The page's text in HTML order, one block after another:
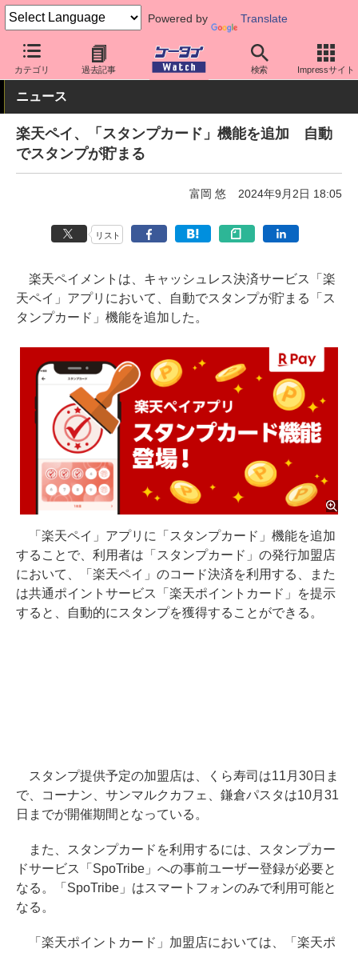
Powered by Translate
カテゴリ 過去記事 検索 Impressサイト
ケータイ Watch アプリ・サービス 決済/金融
ニュース
楽天ペイ、「スタンプカード」機能を追加 自動
でスタンプが貯まる
富岡 悠 2024年9月2日 18:05
リスト
楽天ペイメントは、キャッシュレス決済サービス「楽
天ペイ」アプリにおいて、自動でスタンプが貯まる「ス
タンプカード」機能を追加した。
「楽天ペイ」アプリに「スタンプカード」機能を追加
することで、利用者は「スタンプカード」の発行加盟店
において、「楽天ペイ」のコード決済を利用する、また
は共通ポイントサービス「楽天ポイントカード」を提示
すると、自動的にスタンプを獲得することができる。
スタンプ提供予定の加盟店は、くら寿司は11月30日ま
で、コーナン、サンマルクカフェ、鎌倉パスタは10月31
日までが開催期間となっている。
また、スタンプカードを利用するには、スタンプカー
ドサービス「SpoTribe」への事前ユーザー登録が必要と
なる。「SpoTribe」はスマートフォンのみで利用可能と
なる。
「楽天ポイントカード」加盟店においては、「楽天ポ